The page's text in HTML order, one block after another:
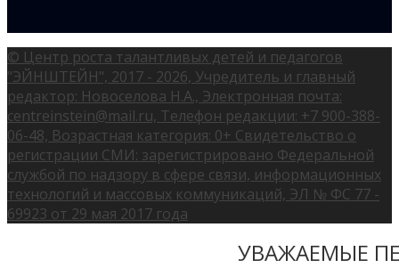
© Центр роста талантливых детей и педагогов
"ЭЙНШТЕЙН", 2017 - 2026, Учредитель и главный
редактор: Новоселова Н.А., Электронная почта:
centreinstein@mail.ru, Телефон редакции: +7 900-388-
06-48, Возрастная категория: 0+ Свидетельство о
регистрации СМИ: зарегистрировано Федеральной
службой по надзору в сфере связи, информационных
технологий и массовых коммуникаций, ЭЛ № ФС 77 -
69923 от 29 мая 2017 года
УВАЖАЕМЫЕ